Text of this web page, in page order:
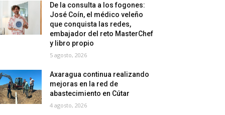
De la consulta a los fogones:
José Coín, el médico veleño
que conquista las redes,
embajador del reto MasterChef
y libro propio
5 agosto, 2026
Axaragua continua realizando
mejoras en la red de
abastecimiento en Cútar
4 agosto, 2026